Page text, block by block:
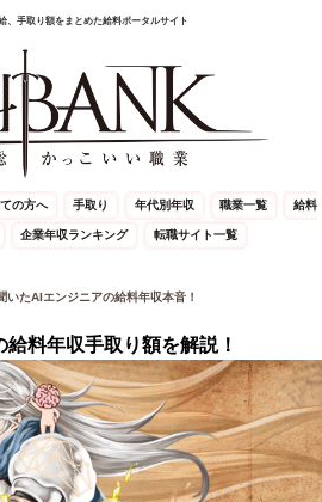
、手取り額をまとめた給料ポータルサイト
の方へ 手取り 年代別年収 職業一覧 給料
企業年収ランキング 転職サイト一覧
いたAIエンジニアの給料年収本音！
料年収手取り額を解説！